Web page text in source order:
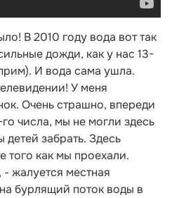
В 2010 году вода вот так
дожди, как у нас 13-
И вода сама ушла.
У меня
Очень страшно, впереди
числа, мы не могли здесь
детей забрать. Здесь
того как мы проехали.
- жалуется местная
бурлящий поток воды в